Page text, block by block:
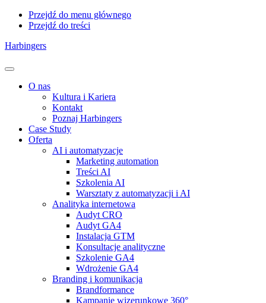
Przejdź do menu głównego
Przejdź do treści
Harbingers
Menu
O nas
Kultura i Kariera
Kontakt
Poznaj Harbingers
Case Study
Oferta
AI i automatyzacje
Marketing automation
Treści AI
Szkolenia AI
Warsztaty z automatyzacji i AI
Analityka internetowa
Audyt CRO
Audyt GA4
Instalacja GTM
Konsultacje analityczne
Szkolenie GA4
Wdrożenie GA4
Branding i komunikacja
Brandformance
Kampanie wizerunkowe 360°